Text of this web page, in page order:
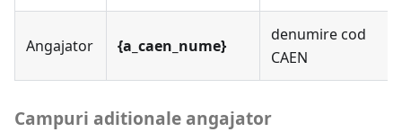
Angajator {a_caen_nume}
denumire cod
CAEN
Campuri aditionale angajator